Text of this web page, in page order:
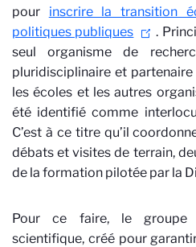
pour inscrire la transition
politiques publiques
.
seul organisme de
pluridisciplinaire et
les écoles et les autres
été identifié comme
C’est à ce titre qu’il
débats et visites de terrain,
de la formation pilotée par la
Pour ce faire, le groupe
scientifique, créé pour